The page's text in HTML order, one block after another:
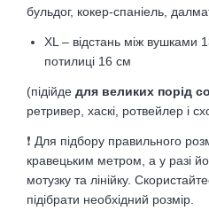
бульдог, кокер-спаніель,
XL – відстань між вушками
потилиці 16 см
(підійде для великих порід
ретривер, хаскі, ротвейлер і
❗ Для підбору правильного
кравецьким метром, а у разі
мотузку та лінійку.
підібрати необхідний розмір.